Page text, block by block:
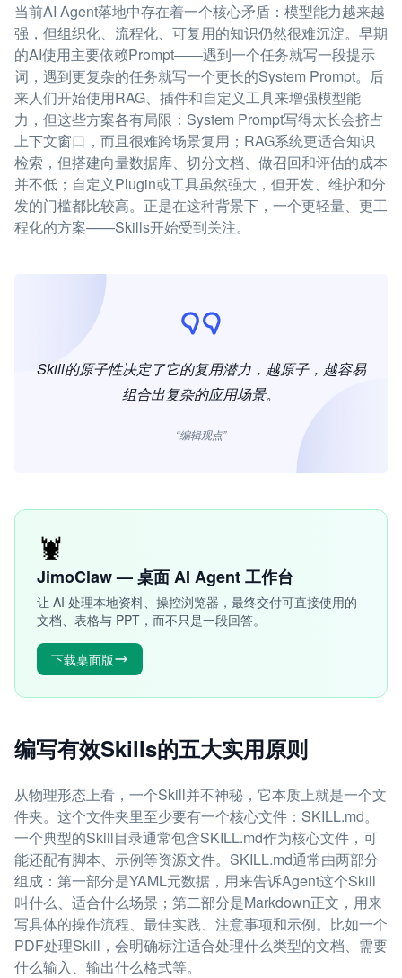
当前AI Agent落地中存在着一个核心矛盾：模型能力越来越
强，但组织化、流程化、可复用的知识仍然很难沉淀。早期
的AI使用主要依赖Prompt——遇到一个任务就写一段提示
词，遇到更复杂的任务就写一个更长的System Prompt。后
来人们开始使用RAG、插件和自定义工具来增强模型能
力，但这些方案各有局限：System Prompt写得太长会挤占
上下文窗口，而且很难跨场景复用；RAG系统更适合知识
检索，但搭建向量数据库、切分文档、做召回和评估的成本
并不低；自定义Plugin或工具虽然强大，但开发、维护和分
发的门槛都比较高。正是在这种背景下，一个更轻量、更工
程化的方案——Skills开始受到关注。
Skill的原子性决定了它的复用潜力，越原子，越容易
组合出复杂的应用场景。
“编辑观点”
🦞
JimoClaw — 桌面 AI Agent 工作台
让 AI 处理本地资料、操控浏览器，最终交付可直接使用的
文档、表格与 PPT，而不只是一段回答。
下载桌面版
编写有效Skills的五大实用原则
从物理形态上看，一个Skill并不神秘，它本质上就是一个文
件夹。这个文件夹里至少要有一个核心文件：SKILL.md。
一个典型的Skill目录通常包含SKILL.md作为核心文件，可
能还配有脚本、示例等资源文件。SKILL.md通常由两部分
组成：第一部分是YAML元数据，用来告诉Agent这个Skill
叫什么、适合什么场景；第二部分是Markdown正文，用来
写具体的操作流程、最佳实践、注意事项和示例。比如一个
PDF处理Skill，会明确标注适合处理什么类型的文档、需要
什么输入、输出什么格式等。